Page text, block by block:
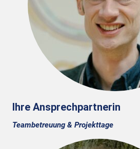
Ihre Ansprechpartnerin
Teambetreuung & Projekttage